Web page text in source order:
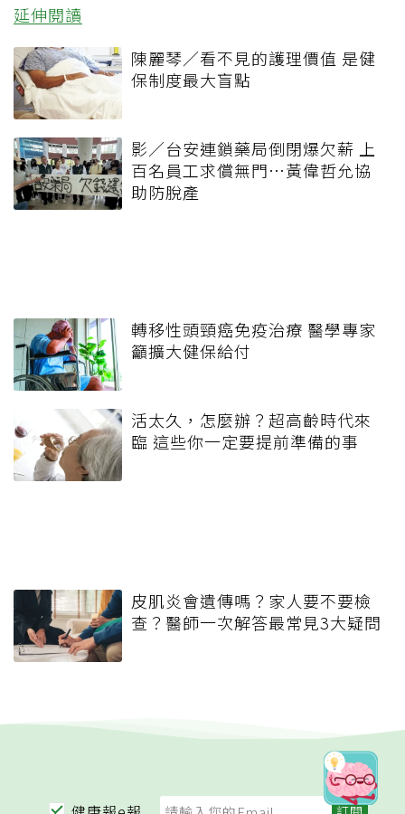
延伸閱讀
陳麗琴／看不見的護理價值 是健
保制度最大盲點
影／台安連鎖藥局倒閉爆欠薪 上
百名員工求償無門…黃偉哲允協
助防脫產
轉移性頭頸癌免疫治療 醫學專家
籲擴大健保給付
活太久，怎麼辦？超高齡時代來
臨 這些你一定要提前準備的事
皮肌炎會遺傳嗎？家人要不要檢
查？醫師一次解答最常見3大疑問